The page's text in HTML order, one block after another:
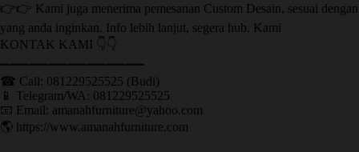
👉👉 Kami juga menerima pemesanan Custom Desain, sesuai dengan
yang anda inginkan. Info lebih lanjut, segera hub. Kami
KONTAK KAMI 👇👇
➖➖➖➖➖➖➖➖➖➖➖➖➖➖➖ ㅤ
☎ Call: 081229525525 (Budi)
📱 Telegram/WA: 081229525525
📧 Email: amanahfurniture@yahoo.com
🌎 https://www.amanahfurniture.com